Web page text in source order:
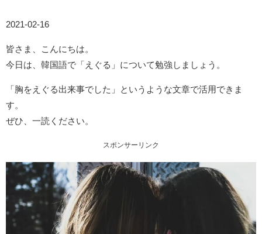
2021-02-16
皆さま、こんにちは。
今日は、韓国語で「えぐる」について勉強しましょう。
「胸をえぐる出来事でした」というような文章で活用できま
す。
ぜひ、一読ください。
スポンサーリンク